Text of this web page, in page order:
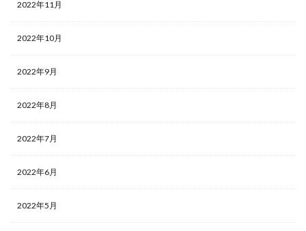
2022年11月
2022年10月
2022年9月
2022年8月
2022年7月
2022年6月
2022年5月